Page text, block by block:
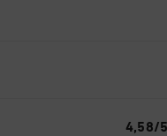
4,58/5